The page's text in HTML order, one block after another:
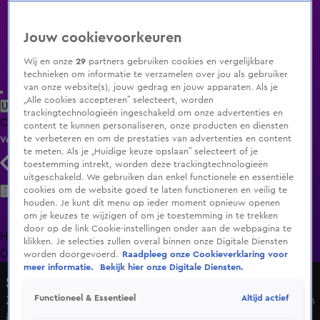
Uitzending Gemist Populaire programma's Zenders Genres
ClipsFilmsRadioSmart TV inlogShop
Volg KIJK
Zoeken
HomeUitzending Gemist Programma's De Bondgenoten
OranjezomerLivestreamsShop
Sky Radio
Zo ontstond de nieuwe single van Kensington: “Het begon
Jouw cookievoorkeuren
Wij en onze29 partners gebruiken cookies en vergelijkbare
technieken om informatie te verzamelen over jou als gebruiker
van onze website(s), jouw gedrag en jouw apparaten. Als je
„Alle cookies accepteren” selecteert, worden
trackingtechnologieën ingeschakeld om onze advertenties en
content te kunnen personaliseren, onze producten en diensten
te verbeteren en om de prestaties van advertenties en content
te meten. Als je „Huidige keuze opslaan” selecteert of je
toestemming intrekt, worden deze trackingtechnologieën
uitgeschakeld. We gebruiken dan enkel functionele en essentiële
cookies om de website goed te laten functioneren en veilig te
houden. Je kunt dit menu op ieder moment opnieuw openen
om je keuzes te wijzigen of om je toestemming in te trekken
door op de link Cookie-instellingen onder aan de webpagina te
klikken. Je selecties zullen overal binnen onze Digitale Diensten
worden doorgevoerd.
Raadpleeg onze Cookieverklaring voor
meer informatie.
Bekijk hier onze Digitale Diensten.
Functioneel & Essentieel Altijd actief